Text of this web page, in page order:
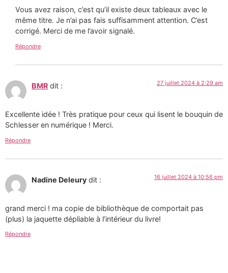
Vous avez raison, c’est qu’il existe deux tableaux avec le
même titre. Je n’ai pas fais suffisamment attention. C’est
corrigé. Merci de me l’avoir signalé.
Répondre
BMR dit : 27 juillet 2024 à 2:29 am
Excellente idée ! Très pratique pour ceux qui lisent le bouquin de
Schlesser en numérique ! Merci.
Répondre
Nadine Deleury dit : 16 juillet 2024 à 10:56 pm
grand merci ! ma copie de bibliothèque de comportait pas
(plus) la jaquette dépliable à l’intérieur du livre!
Répondre